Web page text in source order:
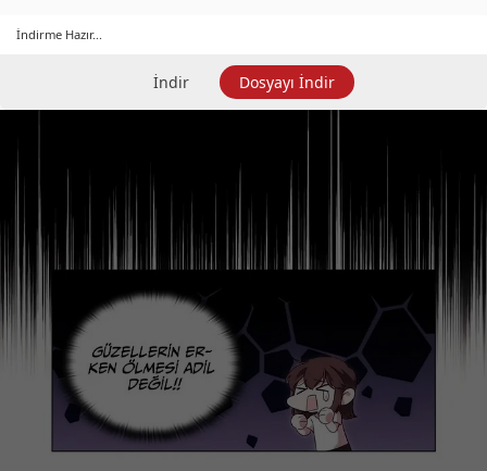
İndirme Hazır...
İndir Dosyayı İndir